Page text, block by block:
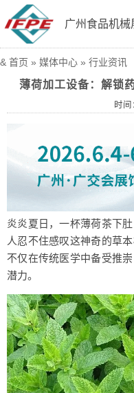
广州食品机械
& 首页 » 媒体中心 » 行业资讯
薄荷加工设备：解锁
时间
炎炎夏日，一杯薄荷茶下
人忍不住感叹这神奇的草
不仅在传统医学中备受推
潜力。